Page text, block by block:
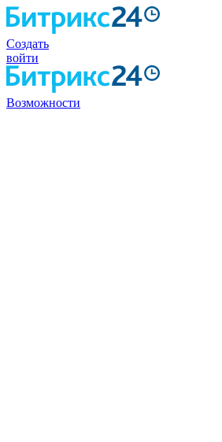
Создать
войти
Возможности